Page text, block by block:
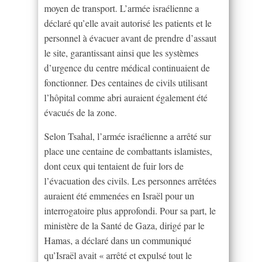
moyen de transport. L’armée israélienne a
déclaré qu’elle avait autorisé les patients et le
personnel à évacuer avant de prendre d’assaut
le site, garantissant ainsi que les systèmes
d’urgence du centre médical continuaient de
fonctionner. Des centaines de civils utilisant
l’hôpital comme abri auraient également été
évacués de la zone.
Selon Tsahal, l’armée israélienne a arrêté sur
place une centaine de combattants islamistes,
dont ceux qui tentaient de fuir lors de
l’évacuation des civils. Les personnes arrêtées
auraient été emmenées en Israël pour un
interrogatoire plus approfondi. Pour sa part, le
ministère de la Santé de Gaza, dirigé par le
Hamas, a déclaré dans un communiqué
qu’Israël avait « arrêté et expulsé tout le